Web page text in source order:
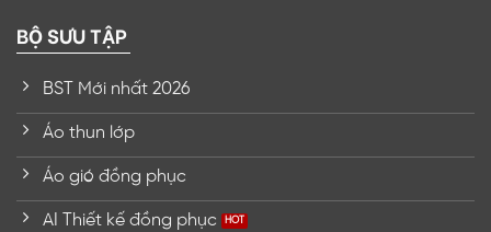
BỘ SƯU TẬP
BST Mới nhất 2026
Áo thun lớp
Áo gió đồng phục
AI Thiết kế đồng phục